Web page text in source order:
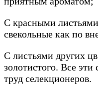
С красными
свекольные как по
С листьями других
золотистого. Все эти
труд селекционеров.